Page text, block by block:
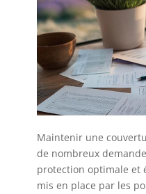
Maintenir une
de nombreux
protection optimale et
mis en place par les